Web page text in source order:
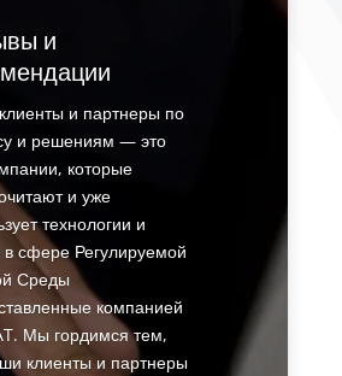
и
и партнеры по
и решениям — это
которые
и уже
технологии и
в сфере Регулируемой
Среды
компанией
Мы гордимся тем,
клиенты и партнеры